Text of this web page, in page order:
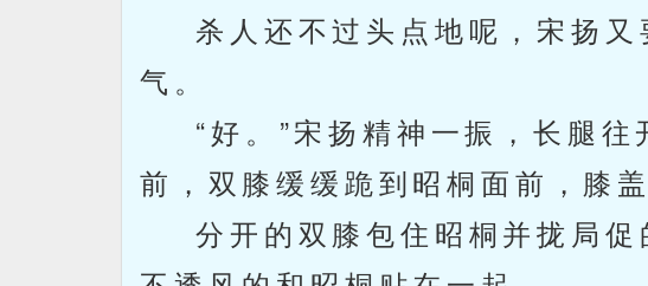
杀人还不过头点地呢，宋扬又
气。
“好。”宋扬精神一振，长腿往
前，双膝缓缓跪到昭桐面前，膝
分开的双膝包住昭桐并拢局促